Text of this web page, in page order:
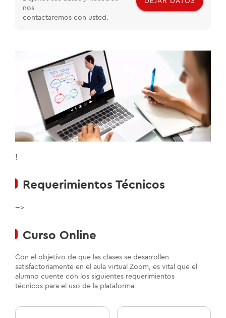
nos
contactaremos con usted.
!--
Requerimientos Técnicos
-->
Curso Online
Con el objetivo de que las clases se desarrollen
satisfactoriamente en el aula virtual Zoom, es vital que el
alumno cuente con los siguientes requerimientos
técnicos para el uso de la plataforma: